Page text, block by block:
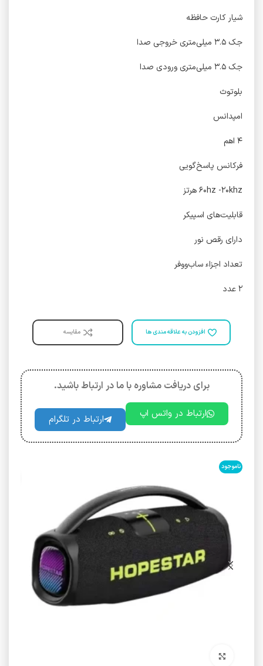
شیار کارت حافظه
جک ۳.۵ میلی‌متری خروجی صدا
جک ۳.۵ میلی‌متری ورودی صدا
بلوتوث
امپدانس
۴ اهم
فرکانس پاسخ‌گویی
۶۰hz -۲۰khz هرتز
قابلیت‌های اسپیکر
دارای رقص نور
تعداد اجزاء ساب‌ووفر
۲ عدد
افزودن به علاقه مندی ها مقایسه
برای دریافت مشاوره با ما در ارتباط باشید.
ارتباط در واتس اپ ارتباط در تلگرام
ناموجود